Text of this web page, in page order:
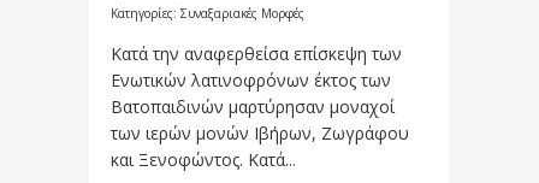
Κατηγορίες: Συναξαριακές Μορφές
Κατά την αναφερθείσα επίσκεψη των
Ενωτικών λατινοφρόνων έκτος των
Βατοπαιδινών μαρτύρησαν μοναχοί
των ιερών μονών Ιβήρων, Ζωγράφου
και Ξενοφώντος. Κατά...